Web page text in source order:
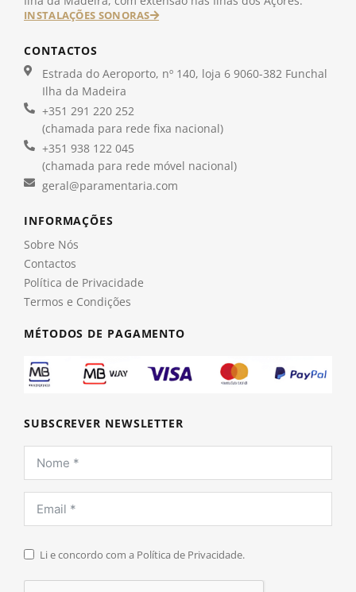
INSTALAÇÕES SONORAS
CONTACTOS
Estrada do Aeroporto, nº 140, loja 6 9060-382 Funchal
Ilha da Madeira
+351 291 220 252
(chamada para rede fixa nacional)
+351 938 122 045
(chamada para rede móvel nacional)
geral@paramentaria.com
INFORMAÇÕES
Sobre Nós
Contactos
Política de Privacidade
Termos e Condições
MÉTODOS DE PAGAMENTO
SUBSCREVER NEWSLETTER
Li e concordo com a Política de Privacidade.